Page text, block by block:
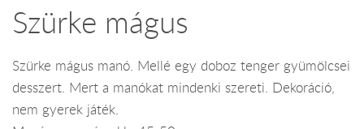
Szürke mágus
Szürke mágus manó. Mellé egy doboz tenger gyümölcsei
desszert. Mert a manókat mindenki szereti. Dekoráció,
nem gyerek játék.